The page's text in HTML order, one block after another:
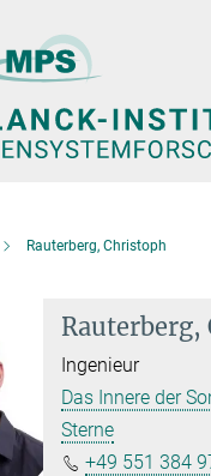
Rauterberg, Christoph
Ingenieur
Das Innere der
Sterne
+49 551 384